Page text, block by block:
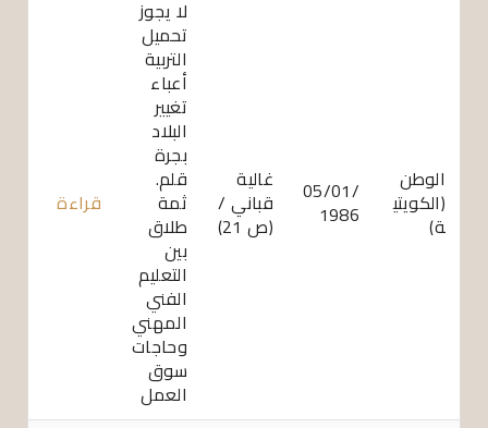
الوطن
(الكويتي
ة)
05/01/
1986
غالية
قباني /
(ص 21)
لا يجوز
تحميل
التربية
أعباء
تغيير
البلاد
بجرة
قلم.
ثمة
طلاق
بين
التعليم
الفني
المهني
وحاجات
سوق
العمل
قراءة